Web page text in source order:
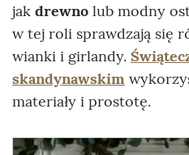
jak drewno lub modny
w tej roli sprawdzają się
wianki i girlandy.
skandynawskim
materiały i prostotę.